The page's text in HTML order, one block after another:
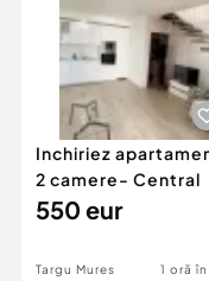
Inchiriez
2 camere- Central
550 eur
Targu Mures 1 oră